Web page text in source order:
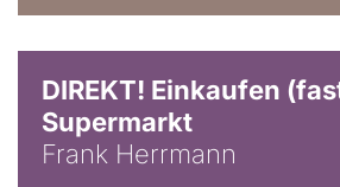
DIREKT! Einkaufen
Supermarkt
Frank Herrmann